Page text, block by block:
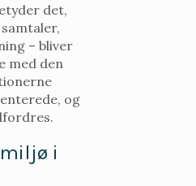
det,
– bliver
med den
og
i